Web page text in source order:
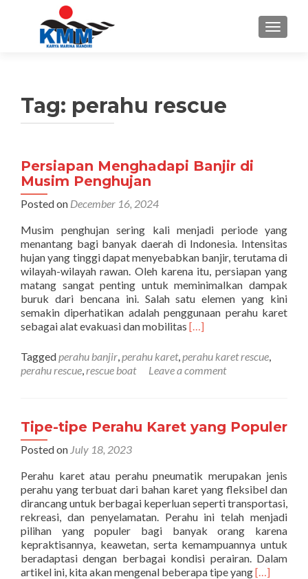
Tag: perahu rescue
Persiapan Menghadapi Banjir di
Musim Penghujan
Posted on December 16, 2024
Musim penghujan sering kali menjadi periode yang
menantang bagi banyak daerah di Indonesia. Intensitas
hujan yang tinggi dapat menyebabkan banjir, terutama di
wilayah-wilayah rawan. Oleh karena itu, persiapan yang
matang sangat penting untuk meminimalkan dampak
buruk dari bencana ini. Salah satu elemen yang kini
semakin diperhatikan adalah penggunaan perahu karet
sebagai alat evakuasi dan mobilitas Read
about
Persiapan
Musim
Penghujan
[…]
Taggedperahu banjir,perahu karet,perahu karet rescue,
perahu rescue,rescue boat Leave a comment
Tipe-tipe Perahu Karet yang Populer
Posted on July 18, 2023
Perahu karet atau perahu pneumatik merupakan jenis
perahu yang terbuat dari bahan karet yang fleksibel dan
dirancang untuk berbagai keperluan seperti transportasi,
rekreasi, dan penyelamatan. Perahu ini telah menjadi
pilihan yang populer bagi banyak orang karena
kepraktisannya, keawetan, serta kemampuannya untuk
beradaptasi dengan berbagai kondisi perairan. Dalam
artikel ini, kita akan mengenal beberapa tipe yangRead
[…]